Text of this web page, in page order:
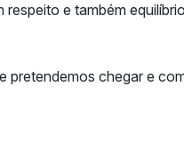
e também
pretendemos chegar e